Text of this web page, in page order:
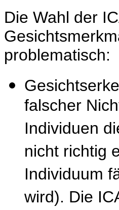
Die Wahl der
problematisch:
falscher
Individuen
nicht richtig
Individuum
wird). Die